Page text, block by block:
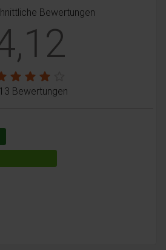
Bewertungen
Bewertungen